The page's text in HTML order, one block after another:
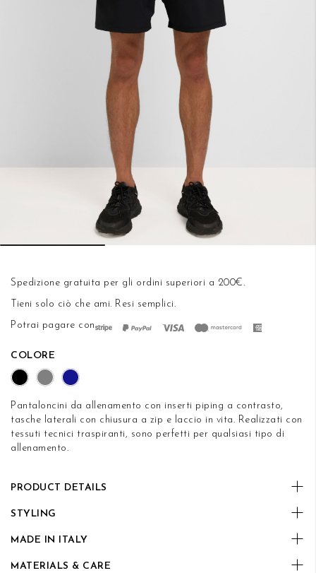
Spedizione gratuita per gli ordini superiori a 200€.
Tieni solo ciò che ami. Resi semplici.
Potrai pagare con
COLORE
Pantaloncini da allenamento con inserti piping a contrasto,
tasche laterali con chiusura a zip e laccio in vita. Realizzati con
tessuti tecnici traspiranti, sono perfetti per qualsiasi tipo di
allenamento.
PRODUCT DETAILS
STYLING
MADE IN ITALY
MATERIALS & CARE
all'inizio
galleria